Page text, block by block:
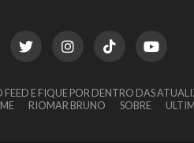
FEED E FIQUE POR DENTRO DAS
RIOMAR BRUNO SOBRE